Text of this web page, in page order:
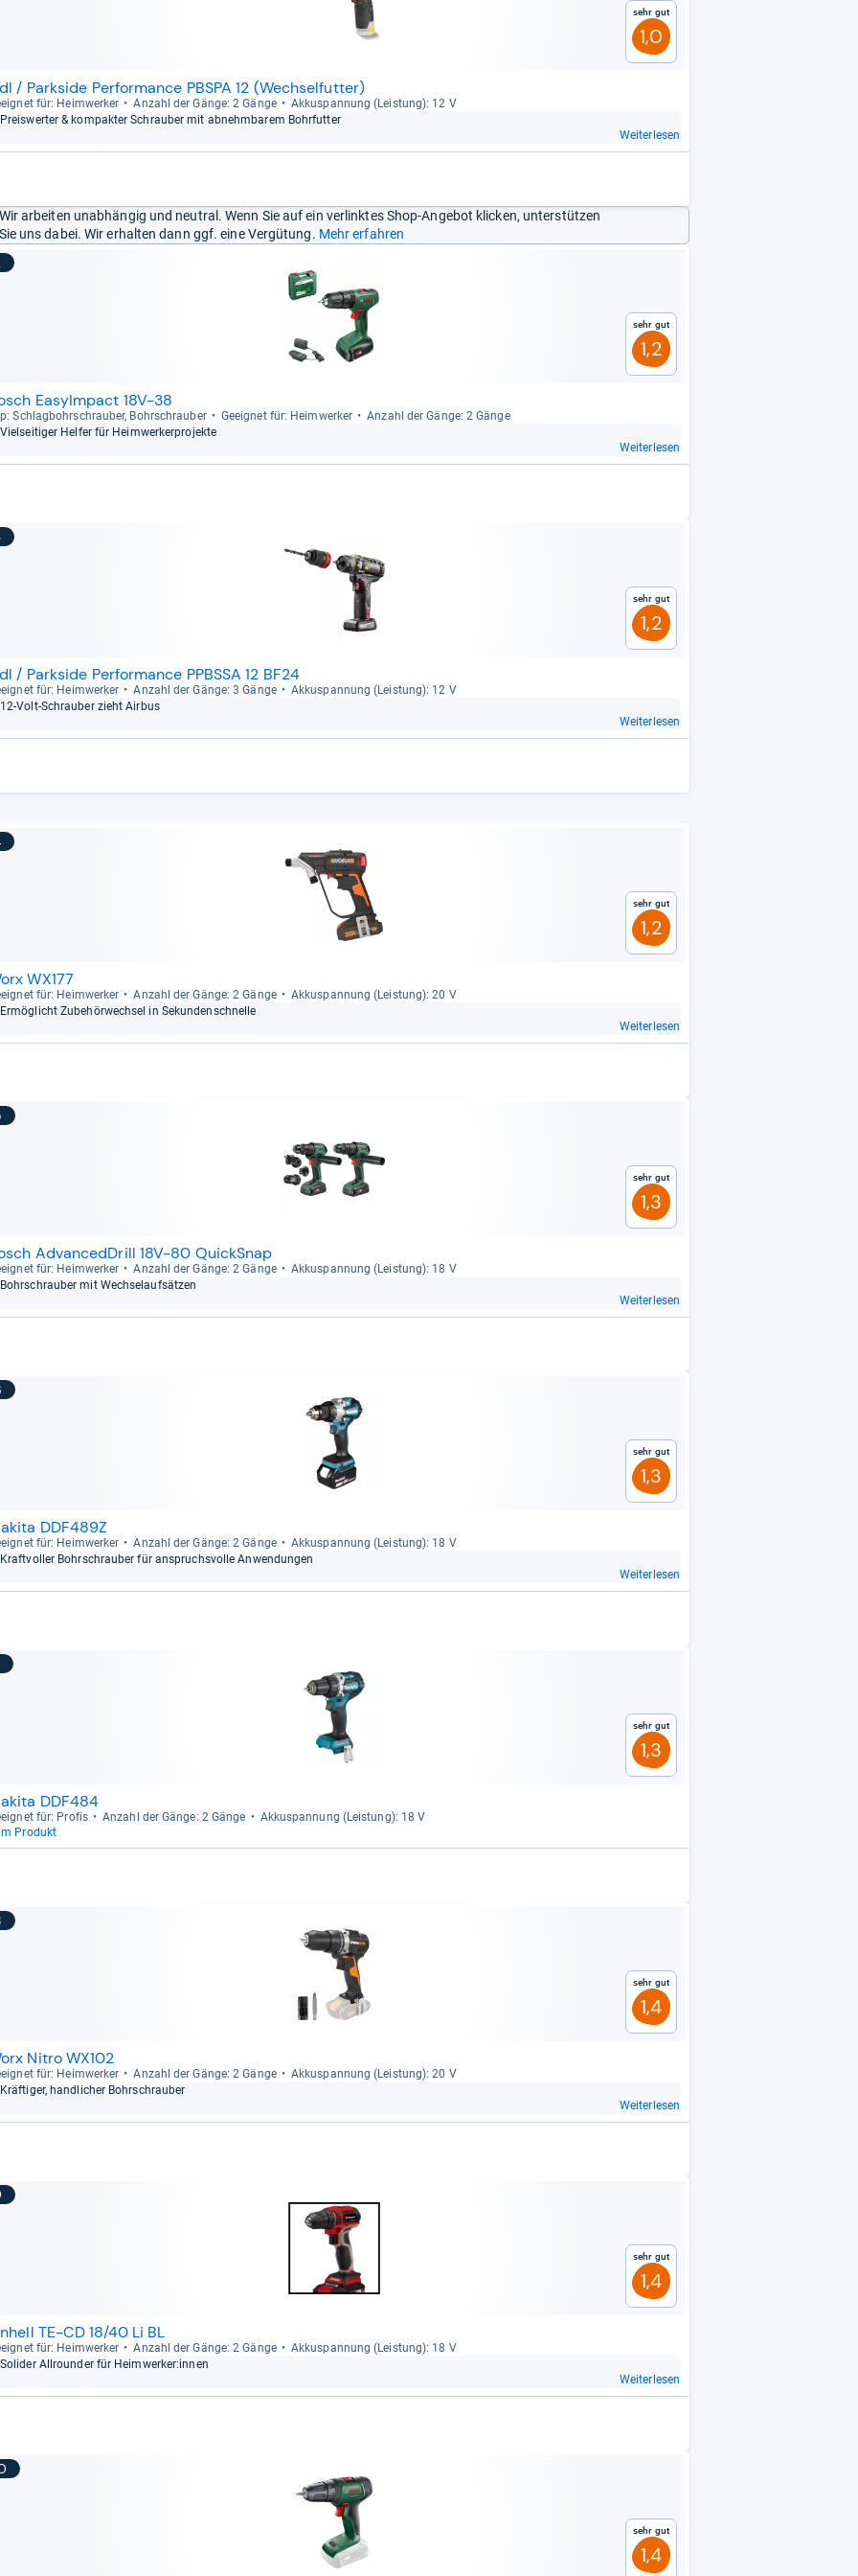
Sehr gut
1,0
/ Parkside Performance PBSPA 12 (Wechselfutter)
für: Heim­wer­ker Anzahl der Gänge: 2 Gänge
Akku­span­nung (Leis­tung): 12 V
Preis­wer­ter & kom­pak­ter Schrau­ber mit abnehm­ba­rem Bohr­fut­ter
Weiterlesen
arbeiten unabhängig und neutral. Wenn Sie auf ein verlinktes Shop-Angebot klicken, unterstützen
uns dabei. Wir erhalten dann ggf. eine Vergütung. Mehr erfahren
Sehr gut
1,2
EasyImpact 18V-38
Schlag­bohr­schrau­ber, Bohr­schrau­ber Geeig­net für: Heim­wer­ker
Anzahl der Gänge: 2 Gänge
Viel­sei­ti­ger Hel­fer für Heim­wer­ker­pro­jekte
Weiterlesen
Sehr gut
1,2
/ Parkside Performance PPBSSA 12 BF24
für: Heim­wer­ker Anzahl der Gänge: 3 Gänge
Akku­span­nung (Leis­tung): 12 V
12-​Volt-​Schrau­ber zieht Air­bus
Weiterlesen
Sehr gut
1,2
WX177
für: Heim­wer­ker Anzahl der Gänge: 2 Gänge
Akku­span­nung (Leis­tung): 20 V
Ermög­licht Zube­hör­wech­sel in Sekun­den­schnelle
Weiterlesen
Sehr gut
1,3
AdvancedDrill 18V-80 QuickSnap
für: Heim­wer­ker Anzahl der Gänge: 2 Gänge
Akku­span­nung (Leis­tung): 18 V
Bohr­schrau­ber mit Wech­se­lauf­sät­zen
Weiterlesen
Sehr gut
1,3
DDF489Z
für: Heim­wer­ker Anzahl der Gänge: 2 Gänge
Akku­span­nung (Leis­tung): 18 V
Kraft­vol­ler Bohr­schrau­ber für anspruchs­volle Anwen­dun­gen
Weiterlesen
Sehr gut
1,3
DDF484
für: Pro­fis Anzahl der Gänge: 2 Gänge
Akku­span­nung (Leis­tung): 18 V
Produkt
Sehr gut
1,4
Nitro WX102
für: Heim­wer­ker Anzahl der Gänge: 2 Gänge
Akku­span­nung (Leis­tung): 20 V
Kräf­ti­ger, hand­li­cher Bohr­schrau­ber
Weiterlesen
Sehr gut
1,4
TE-CD 18/40 Li BL
für: Heim­wer­ker Anzahl der Gänge: 2 Gänge
Akku­span­nung (Leis­tung): 18 V
Soli­der All­roun­der für Heim­wer­ker:innen
Weiterlesen
Sehr gut
1,4